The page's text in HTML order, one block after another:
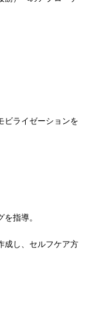
ビライゼーションを
指導。
成し、セルフケア方